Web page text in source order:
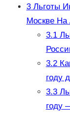
3Льготы
Москве На
3.1
3.2
году
3.3
году